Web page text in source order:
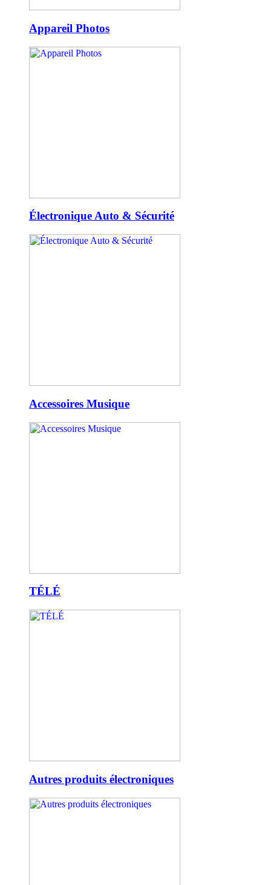
Appareil Photos
Électronique Auto & Sécurité
Accessoires Musique
TÉLÉ
Autres produits électroniques